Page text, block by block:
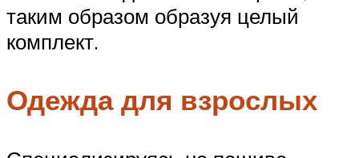
таким образом образуя целый
комплект.
Одежда для взрослых